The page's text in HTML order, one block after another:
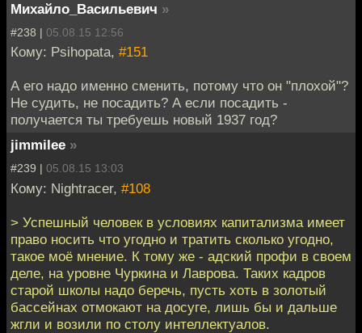
Михайло_Васильевич »
#238 | 05.08.15 12:56
Кому: Psihopata, #151
А его надо именно сменить, потому что он "плохой"?
Не судить, не посадить? А если посадить -
получается ты требуешь новый 1937 год?
jimmilee »
#239 | 05.08.15 13:03
Кому: Nightracer, #108
> Успешный человек в условиях капитализма имеет
право носить что угодно и тратить сколько угодно,
такое моё мнение. К тому же - адский профи в своем
деле, на уровне Чуркина и Лаврова. Таких кадров
старой школы надо беречь, пусть хоть в золотый
бассейнах отмокают на досуге, лишь бы и дальше
жгли и возили по столу интеллектуалов.